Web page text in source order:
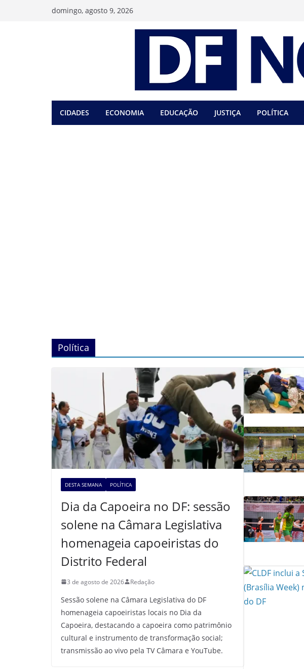
domingo, agosto 9, 2026
CIDADES ECONOMIA EDUCAÇÃO JUSTIÇA POLÍTICA
Política
DESTA SEMANA POLÍTICA
Dia da Capoeira no DF: sessão
solene na Câmara Legislativa
homenageia capoeiristas do
Distrito Federal
3 de agosto de 2026 Redação
Sessão solene na Câmara Legislativa do DF
homenageia capoeiristas locais no Dia da
Capoeira, destacando a capoeira como patrimônio
cultural e instrumento de transformação social;
transmissão ao vivo pela TV Câmara e YouTube.